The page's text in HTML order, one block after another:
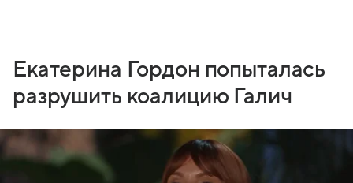
Екатерина Гордон попыталась
разрушить коалицию Галич